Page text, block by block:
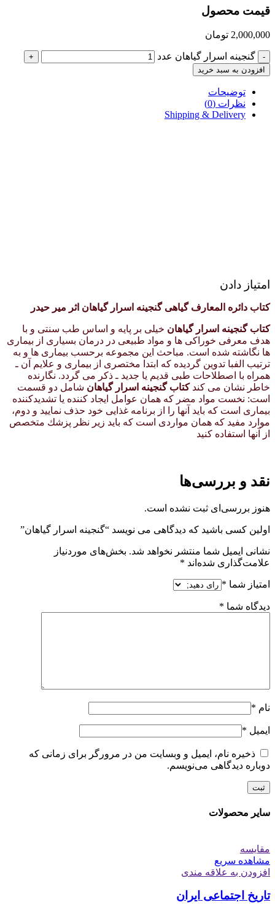
قیمت محصول
2,000,000 تومان
- گنجینه اسرار گیاهان عدد
+
افزودن به سبد خرید
توضیحات
نظرات (0)
Shipping & Delivery
امتیاز دادن
کتاب دائره المعارف گیاهی گنجینه اسرار گیاهان اثر میر حیدر
کتاب گنجینه اسرار گیاهان خیلی بر پایه و اساس طب سنتی و با
هدف معرفی خوراكی ها و مواد طبیعی در درمان بسیاری از بیماری
ها نگاشته شده است. مباحث این مجموعه برحسب بیماری ها و به
ترتیب الفبا تدوین گردیده كه ابتدا مختصری از بیماری و علایم آن ـ
همراه با اصطلاحات طبی قدیم یا جدید ـ ذكر می گردد. نگارنده
خاطر نشان می كندکتاب گنجینه اسرار گیاهان شامل دو قسمت
است: نخست مواد مضر كه همان عوامل ایجاد كننده یا تشدیدكننده
بیماری است كه باید آنها را از برنامه غذایی خود حذف نمایید و دوم،
موارد مفید كه همان مواردی است كه باید زیر نظر پزشك متخصص
از آنها استفاده كنید
نقد و بررسی‌ها
هنوز بررسی‌ای ثبت نشده است.
اولین کسی باشید که دیدگاهی می نویسد “گنجینه اسرار گیاهان”
نشانی ایمیل شما منتشر نخواهد شد. بخش‌های موردنیاز
علامت‌گذاری شده‌اند *
امتیاز شما *
دیدگاه شما *
نام *
ایمیل *
ذخیره نام، ایمیل و وبسایت من در مرورگر برای زمانی که
دوباره دیدگاهی می‌نویسم.
سایر محصولات
مقایسه
مشاهده سریع
افزودن به علاقه مندی
تاریخ اجتماعی ایران